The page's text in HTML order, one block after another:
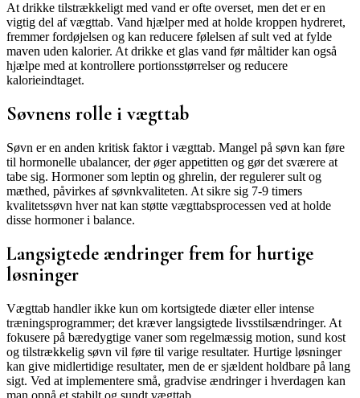
At drikke tilstrækkeligt med vand er ofte overset, men det er en
vigtig del af vægttab. Vand hjælper med at holde kroppen hydreret,
fremmer fordøjelsen og kan reducere følelsen af sult ved at fylde
maven uden kalorier. At drikke et glas vand før måltider kan også
hjælpe med at kontrollere portionsstørrelser og reducere
kalorieindtaget.
Søvnens rolle i vægttab
Søvn er en anden kritisk faktor i vægttab. Mangel på søvn kan føre
til hormonelle ubalancer, der øger appetitten og gør det sværere at
tabe sig. Hormoner som leptin og ghrelin, der regulerer sult og
mæthed, påvirkes af søvnkvaliteten. At sikre sig 7-9 timers
kvalitetssøvn hver nat kan støtte vægttabsprocessen ved at holde
disse hormoner i balance.
Langsigtede ændringer frem for hurtige
løsninger
Vægttab handler ikke kun om kortsigtede diæter eller intense
træningsprogrammer; det kræver langsigtede livsstilsændringer. At
fokusere på bæredygtige vaner som regelmæssig motion, sund kost
og tilstrækkelig søvn vil føre til varige resultater. Hurtige løsninger
kan give midlertidige resultater, men de er sjældent holdbare på lang
sigt. Ved at implementere små, gradvise ændringer i hverdagen kan
man opnå et stabilt og sundt vægttab.